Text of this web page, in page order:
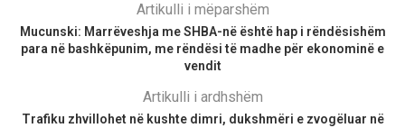
Artikulli i mëparshëm
Mucunski: Marrëveshja me SHBA-në është hap i rëndësishëm
para në bashkëpunim, me rëndësi të madhe për ekonominë e
vendit
Artikulli i ardhshëm
Trafiku zhvillohet në kushte dimri, dukshmëri e zvogëluar në